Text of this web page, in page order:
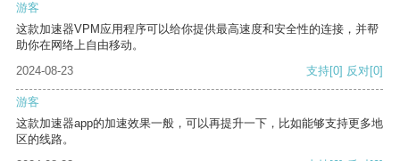
游客
这款加速器VPM应用程序可以给你提供最高速度和安全性的连接，并帮
助你在网络上自由移动。
2024-08-23
支持[0] 反对[0]
游客
这款加速器app的加速效果一般，可以再提升一下，比如能够支持更多地
区的线路。